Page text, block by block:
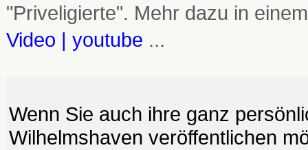
"Priveligierte". Mehr dazu in
Video | youtube ...
Wenn Sie auch ihre ganz
Wilhelmshaven veröffentlichen